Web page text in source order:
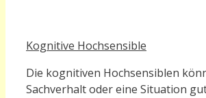
Kognitive Hochsensible
Die kognitiven Hochsensiblen
Sachverhalt oder eine Situation